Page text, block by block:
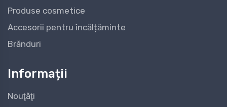
Produse cosmetice
Accesorii pentru încălțăminte
Brănduri
Informații
Nouţăţi